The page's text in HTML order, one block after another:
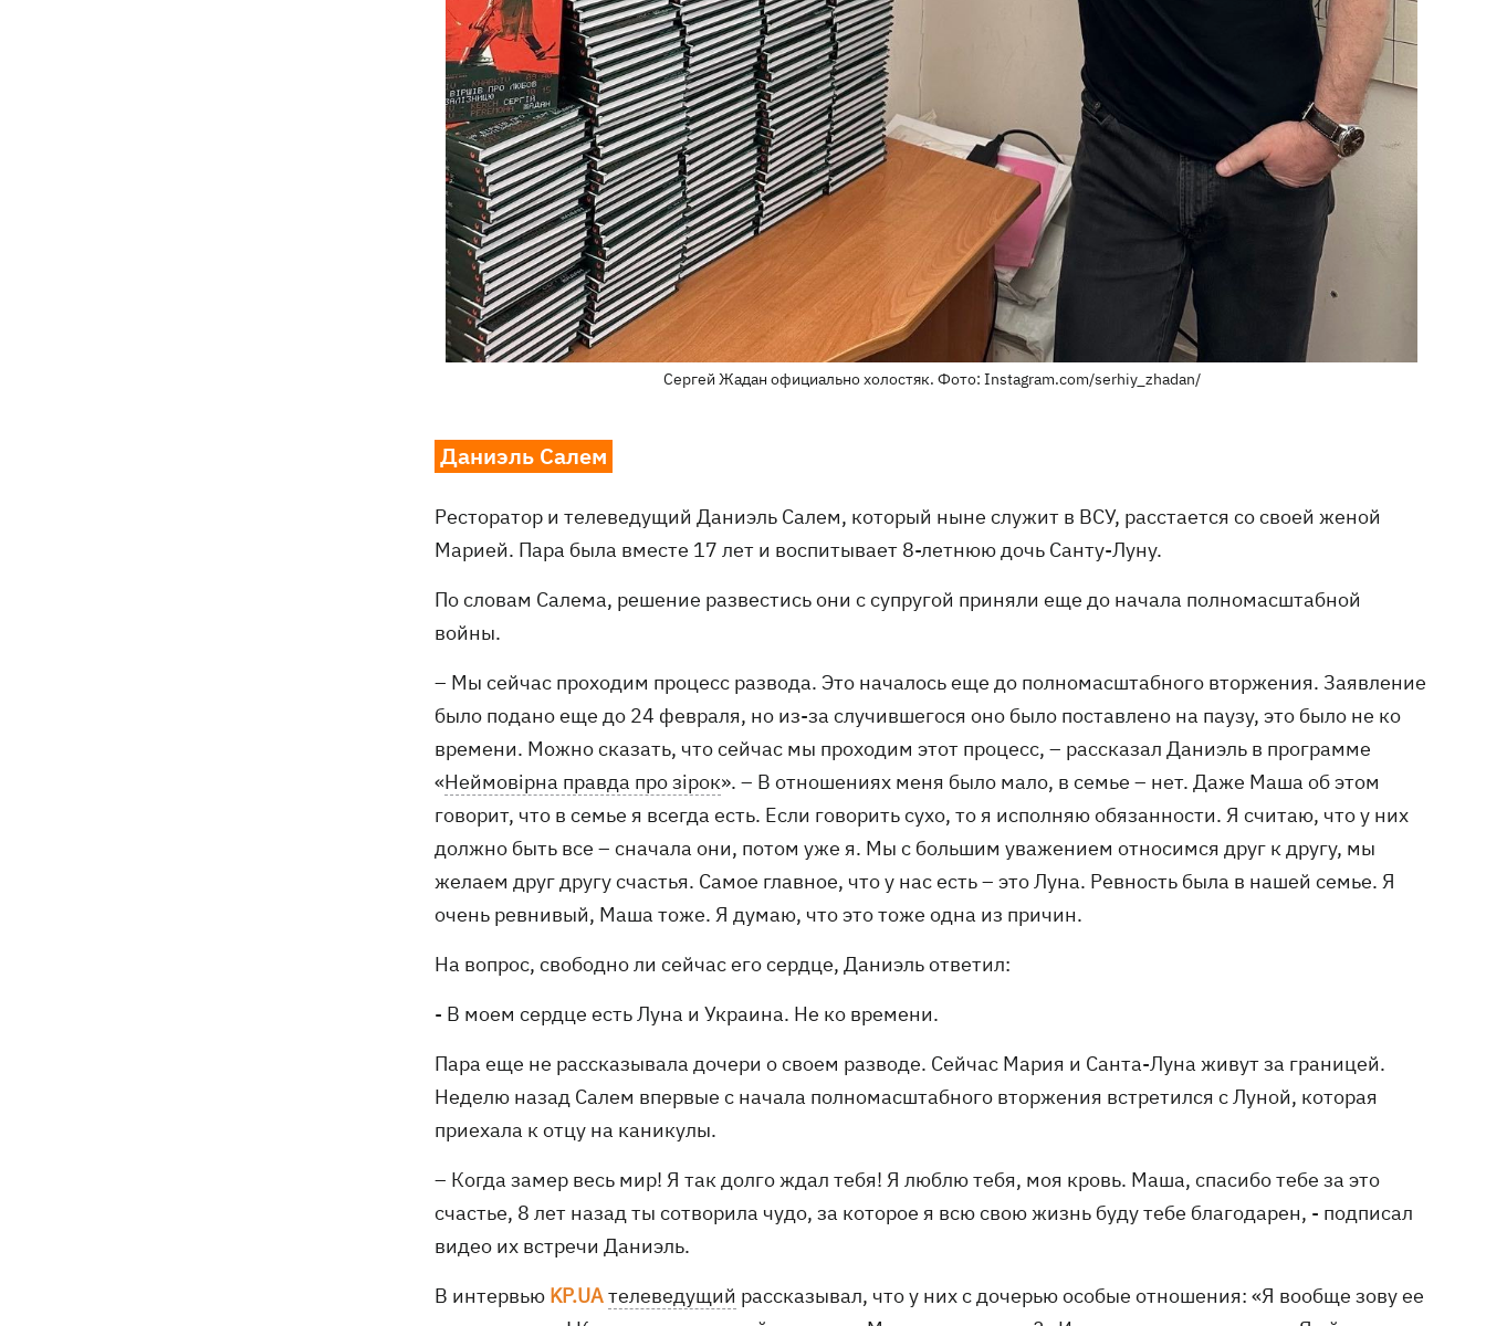
Сергей Жадан официально холостяк. Фото: Instagram.com/serhiy_zhadan/
Даниэль Салем
Ресторатор и телеведущий Даниэль Салем, который ныне служит в ВСУ, расстается со своей женой
Марией. Пара была вместе 17 лет и воспитывает 8-летнюю дочь Санту-Луну.
По словам Салема, решение развестись они с супругой приняли еще до начала полномасштабной
войны.
– Мы сейчас проходим процесс развода. Это началось еще до полномасштабного вторжения. Заявление
было подано еще до 24 февраля, но из-за случившегося оно было поставлено на паузу, это было не ко
времени. Можно сказать, что сейчас мы проходим этот процесс, – рассказал Даниэль в программе
«Неймовірна правда про зірок». – В отношениях меня было мало, в семье – нет. Даже Маша об этом
говорит, что в семье я всегда есть. Если говорить сухо, то я исполняю обязанности. Я считаю, что у них
должно быть все – сначала они, потом уже я. Мы с большим уважением относимся друг к другу, мы
желаем друг другу счастья. Самое главное, что у нас есть – это Луна. Ревность была в нашей семье. Я
очень ревнивый, Маша тоже. Я думаю, что это тоже одна из причин.
На вопрос, свободно ли сейчас его сердце, Даниэль ответил:
- В моем сердце есть Луна и Украина. Не ко времени.
Пара еще не рассказывала дочери о своем разводе. Сейчас Мария и Санта-Луна живут за границей.
Неделю назад Салем впервые с начала полномасштабного вторжения встретился с Луной, которая
приехала к отцу на каникулы.
– Когда замер весь мир! Я так долго ждал тебя! Я люблю тебя, моя кровь. Маша, спасибо тебе за это
счастье, 8 лет назад ты сотворила чудо, за которое я всю свою жизнь буду тебе благодарен, - подписал
видео их встречи Даниэль.
В интервью KP.UAтелеведущий рассказывал, что у них с дочерью особые отношения: «Я вообще зову ее